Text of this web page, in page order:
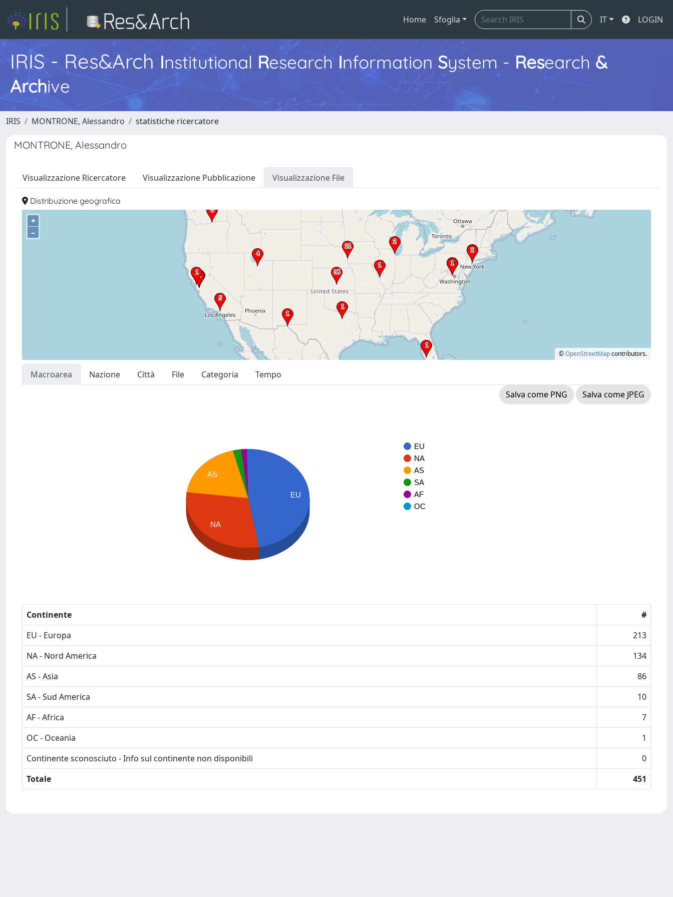
Home Sfoglia IT LOGIN
IRIS - Res&Arch Institutional Research Information System - Research &
Archive
IRIS MONTRONE, Alessandro statistiche ricercatore
MONTRONE, Alessandro
Visualizzazione Ricercatore Visualizzazione Pubblicazione Visualizzazione File
Distribuzione geografica
+
–
©OpenStreetMapcontributors.
Macroarea Nazione Città File Categoria
Tempo
Salva come PNG
Salva come JPEG
EU
NA
AS
SA
AF
OC
EU
AS
NA
Continente
#
EU - Europa
213
NA - Nord America
134
AS - Asia
86
SA - Sud America
10
AF - Africa
7
OC - Oceania
1
Continente sconosciuto - Info sul continente non disponibili
0
Totale
451